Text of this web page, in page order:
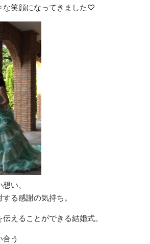
な笑顔になってきました♡
い、
る感謝の気持ち。
えることができる結婚式。
う